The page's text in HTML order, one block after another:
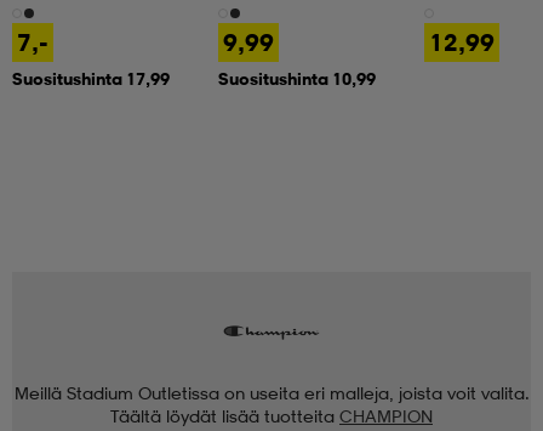
7,-
Suositushinta 17,99
9,99
Suositushinta 10,99
12,99
Meillä Stadium Outletissa on useita eri malleja, joista voit valita.
Täältä löydät lisää tuotteita CHAMPION